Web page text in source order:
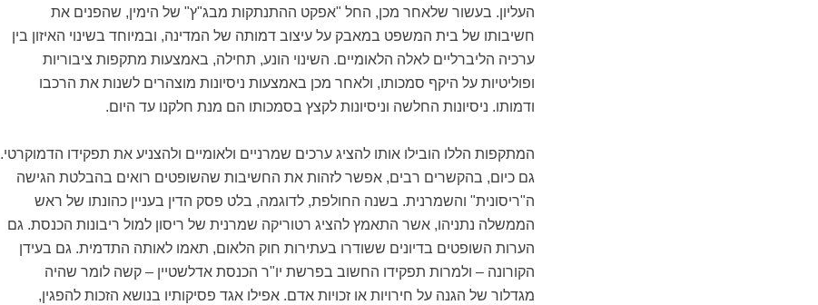
העליון. בעשור שלאחר מכן, החל "אפקט ההתנתקות מבג"ץ" של הימין, שהפנים את
חשיבותו של בית המשפט במאבק על עיצוב דמותה של המדינה, ובמיוחד בשינוי האיזון בין
ערכיה הליברליים לאלה הלאומיים. השינוי הונע, תחילה, באמצעות מתקפות ציבוריות
ופוליטיות על היקף סמכותו, ולאחר מכן באמצעות ניסיונות מוצהרים לשנות את הרכבו
ודמותו. ניסיונות החלשה וניסיונות לקצץ בסמכותו הם מנת חלקנו עד היום.
המתקפות הללו הובילו אותו להציג ערכים שמרניים ולאומיים ולהצניע את תפקידו הדמוקרטי.
גם כיום, בהקשרים רבים, אפשר לזהות את החשיבות שהשופטים רואים בהבלטת הגישה
ה"ריסונית" והשמרנית. בשנה החולפת, לדוגמה, בלט פסק הדין בעניין כהונתו של ראש
הממשלה נתניהו, אשר התאמץ להציג רטוריקה שמרנית של ריסון למול ריבונות הכנסת. גם
הערות השופטים בדיונים ששודרו בעתירות חוק הלאום, תאמו לאותה התדמית. גם בעידן
הקורונה – ולמרות תפקידו החשוב בפרשת יו"ר הכנסת אדלשטיין – קשה לומר שהיה
מגדלור של הגנה על חירויות או זכויות אדם. אפילו אגד פסיקותיו בנושא הזכות להפגין,